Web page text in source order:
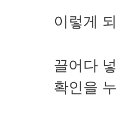
이렇게
끌어다
확인을